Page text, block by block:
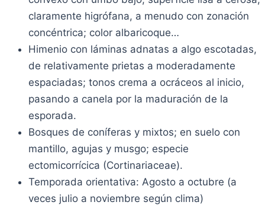
claramente higrófana, a menudo con zonación
concéntrica; color albaricoque…
Himenio con láminas adnatas a algo escotadas,
de relativamente prietas a moderadamente
espaciadas; tonos crema a ocráceos al inicio,
pasando a canela por la maduración de la
esporada.
Bosques de coníferas y mixtos; en suelo con
mantillo, agujas y musgo; especie
ectomicorrícica (Cortinariaceae).
Temporada orientativa: Agosto a octubre (a
veces julio a noviembre según clima)